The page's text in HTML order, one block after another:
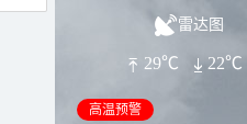
雷达图
29℃ 22℃
高温预警